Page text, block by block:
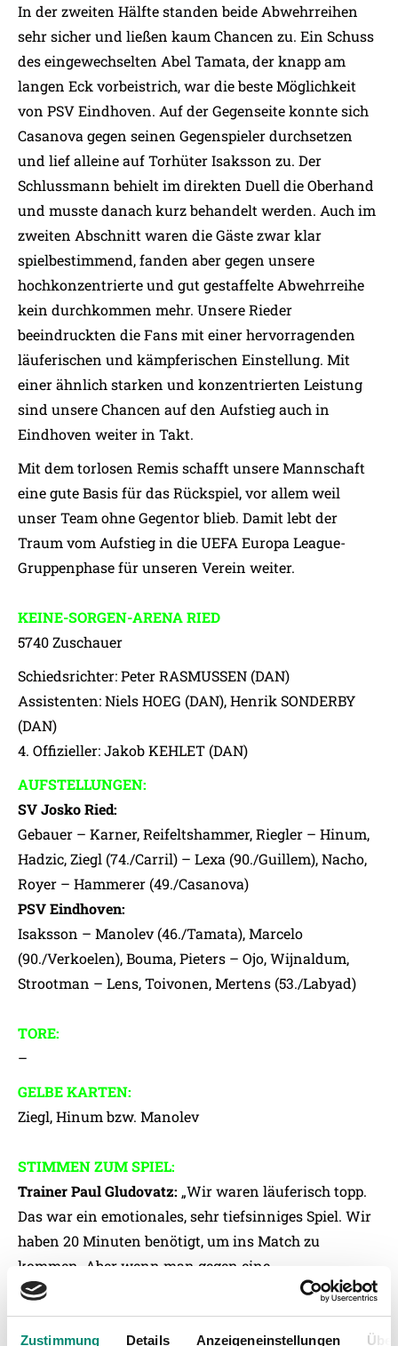
Zustimmung Details Anzeigeneinstellungen
In der zweiten Hälfte standen beide Abwehrreihen
sehr sicher und ließen kaum Chancen zu. Ein Schuss
des eingewechselten Abel Tamata, der knapp am
langen Eck vorbeistrich, war die beste Möglichkeit
von PSV Eindhoven. Auf der Gegenseite konnte sich
Casanova gegen seinen Gegenspieler durchsetzen
und lief alleine auf Torhüter Isaksson zu. Der
Schlussmann behielt im direkten Duell die Oberhand
und musste danach kurz behandelt werden. Auch im
zweiten Abschnitt waren die Gäste zwar klar
spielbestimmend, fanden aber gegen unsere
hochkonzentrierte und gut gestaffelte Abwehrreihe
kein durchkommen mehr. Unsere Rieder
beeindruckten die Fans mit einer hervorragenden
läuferischen und kämpferischen Einstellung. Mit
einer ähnlich starken und konzentrierten Leistung
sind unsere Chancen auf den Aufstieg auch in
Eindhoven weiter in Takt.
Mit dem torlosen Remis schafft unsere Mannschaft
eine gute Basis für das Rückspiel, vor allem weil
unser Team ohne Gegentor blieb. Damit lebt der
Traum vom Aufstieg in die UEFA Europa League-
Gruppenphase für unseren Verein weiter.
KEINE-SORGEN-ARENA RIED
5740 Zuschauer
Schiedsrichter: Peter RASMUSSEN (DAN)
Assistenten: Niels HOEG (DAN), Henrik SONDERBY
(DAN)
4. Offizieller: Jakob KEHLET (DAN)
AUFSTELLUNGEN:
SV Josko Ried:
Gebauer – Karner, Reifeltshammer, Riegler – Hinum,
Hadzic, Ziegl (74./Carril) – Lexa (90./Guillem), Nacho,
Royer – Hammerer (49./Casanova)
PSV Eindhoven:
Isaksson – Manolev (46./Tamata), Marcelo
(90./Verkoelen), Bouma, Pieters – Ojo, Wijnaldum,
Strootman – Lens, Toivonen, Mertens (53./Labyad)
TORE:
–
GELBE KARTEN:
Ziegl, Hinum bzw. Manolev
STIMMEN ZUM SPIEL:
Trainer Paul Gludovatz: „Wir waren läuferisch topp.
Das war ein emotionales, sehr tiefsinniges Spiel. Wir
haben 20 Minuten benötigt, um ins Match zu
kommen. Aber wenn man gegen eine
niederländische Spitzenmannschaft kein Tor
bekommt, dann ist das okay. Eindhoven muss uns
erst einmal ein Tor schießen. Ich bin überzeugt, dass